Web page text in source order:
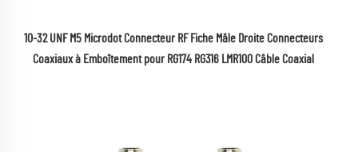
10-32 UNF M5 Microdot Connecteur RF Fiche Mâle Droite Connecteurs
Coaxiaux à Emboîtement pour RG174 RG316 LMR100 Câble Coaxial